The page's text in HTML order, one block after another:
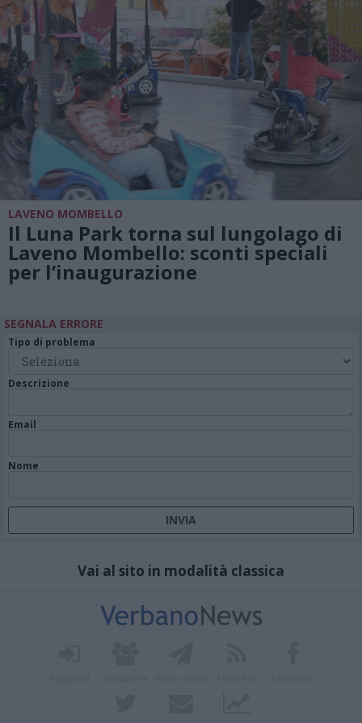
LAVENO MOMBELLO
Il Luna Park torna sul lungolago di
Laveno Mombello: sconti speciali
per l’inaugurazione
SEGNALA ERRORE
Tipo di problema
Descrizione
Email
Nome
Vai al sito in modalità classica